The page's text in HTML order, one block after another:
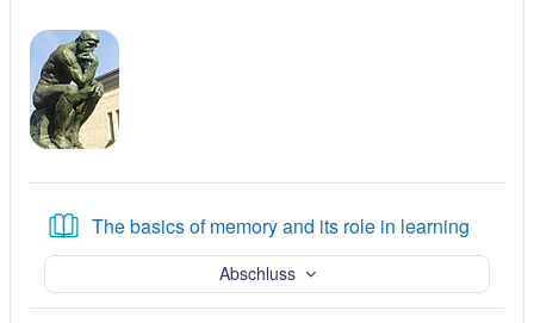
The basics of memory and its role in learning
Abschluss